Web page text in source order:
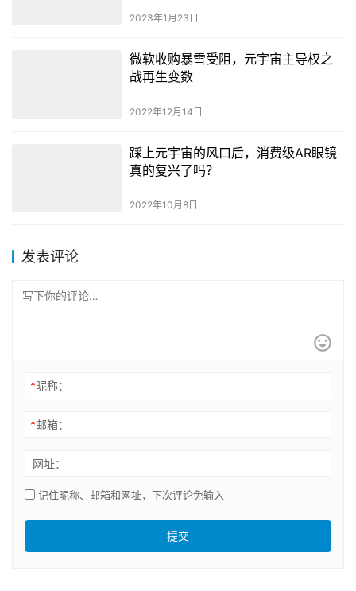
2023年1月23日
微软收购暴雪受阻，元宇宙主导权之
战再生变数
2022年12月14日
踩上元宇宙的风口后，消费级AR眼镜
真的复兴了吗？
2022年10月8日
发表评论
*昵称：
*邮箱：
网址：
记住昵称、邮箱和网址，下次评论免输入
提交